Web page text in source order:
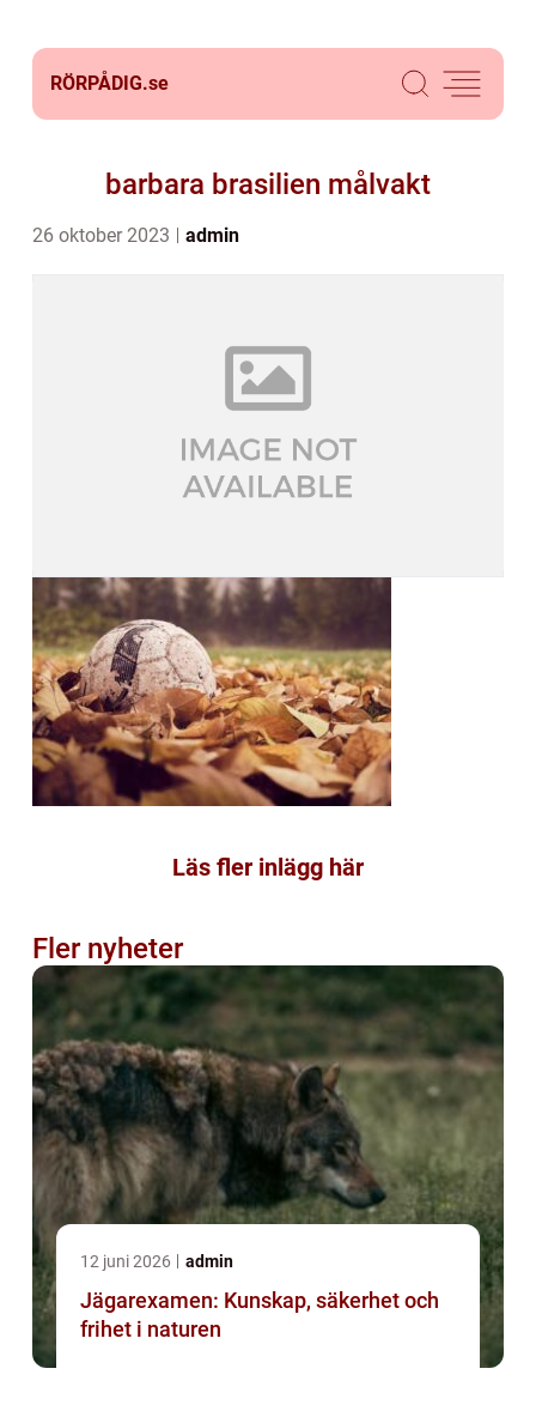
RÖRPÅDIG.se
barbara brasilien målvakt
26 oktober 2023 admin
Läs fler inlägg här
Fler nyheter
12 juni 2026 admin
Jägarexamen: Kunskap, säkerhet och
frihet i naturen